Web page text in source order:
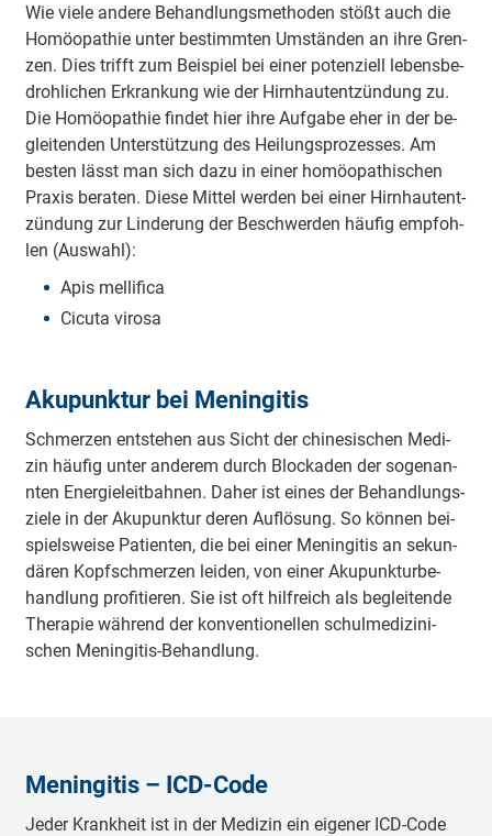
Wie vie­le an­de­re Be­hand­lungs­me­tho­den stößt auch die
Ho­möo­pa­thie un­ter be­stimm­ten Um­stän­den an ih­re Gren­
zen. Dies trifft zum Bei­spiel bei ei­ner po­ten­zi­ell le­bens­be­
droh­li­chen Er­kran­kung wie der Hirn­haut­ent­zün­dung zu.
Die Ho­möo­pa­thie fin­det hier ih­re Auf­ga­be eher in der be­
glei­ten­den Un­ter­stüt­zung des Hei­lungs­pro­zes­ses. Am
bes­ten lässt man sich da­zu in ei­ner ho­möo­pa­thi­schen
Pra­xis be­ra­ten. Die­se Mit­tel wer­den bei ei­ner Hirn­haut­ent­
zün­dung zur Lin­de­rung der Be­schwer­den häu­fig emp­foh­
len (Aus­wahl):
A­pis mel­li­fi­ca
Ci­cu­ta vi­ro­sa
Akupunktur bei Meningitis
Schmer­zen ent­ste­hen aus Sicht der chi­ne­si­schen Me­di­
zin häu­fig un­ter an­de­rem durch Blo­cka­den der so­ge­nan­
nten En­er­gie­leit­bah­nen. Da­her ist ei­nes der Be­hand­lungs­
zie­le in der Aku­punk­tur de­ren Auf­lö­sung. So kön­nen bei­
spiels­wei­se Pa­tien­ten, die bei ei­ner Me­nin­gi­tis an se­kun­
dä­ren Kopf­schmer­zen lei­den, von ei­ner Aku­punk­tur­be­
hand­lung pro­fi­tie­ren. Sie ist oft hilf­reich als be­glei­ten­de
The­ra­pie wäh­rend der kon­ven­tio­nel­len schul­me­di­zi­ni­
schen Me­nin­gi­tis-Be­hand­lung.
Meningitis – ICD-Code
Je­der Krank­heit ist in der Me­di­zin ein ei­ge­ner ICD-Code